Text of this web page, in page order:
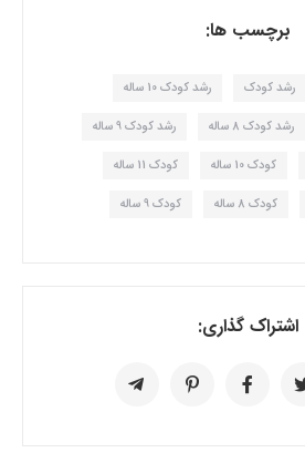
برچسب ها:
رشد کودک رشد کودک 10 ساله
رشد کودک 8 ساله رشد کودک 9 ساله
کودک 10 ساله کودک 11 ساله
کودک 8 ساله کودک 9 ساله
اشتراک گذاری: